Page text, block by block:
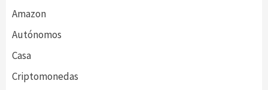
Amazon
Autónomos
Casa
Criptomonedas